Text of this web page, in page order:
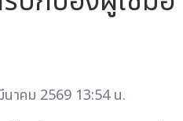
าคม 2569 13:54 น.